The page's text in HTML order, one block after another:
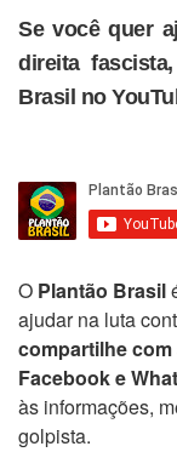
Se você quer
direita
Brasil no
O Plantão Brasil
ajudar na luta
compartilhe
Facebook e
às informações,
golpista.